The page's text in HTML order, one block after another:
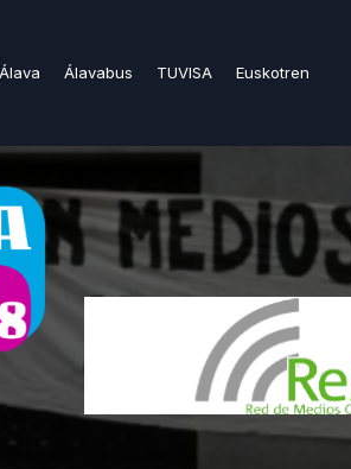
Álavabus TUVISA Euskotren